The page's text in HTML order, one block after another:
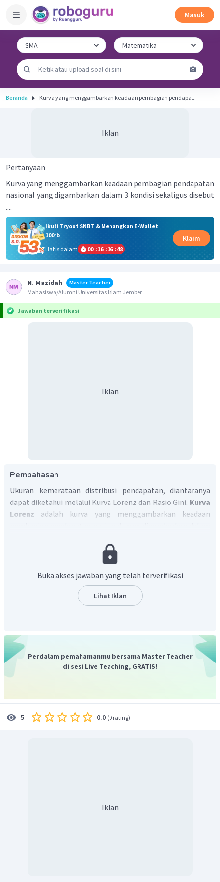
Masuk
Beranda Kurva yang menggambarkan keadaan pembagian pendapa...
Iklan
Pertanyaan
Kurva yang menggambarkan keadaan pembagian pendapatan
nasional yang digambarkan dalam 3 kondisi sekaligus disebut
....
Ikuti Tryout SNBT & Menangkan E-Wallet
100rb
Habis dalam
00 :16 :16 :48
Klaim
N. Mazidah
Master Teacher
Mahasiswa/Alumni Universitas Islam Jember
Jawaban terverifikasi
Iklan
Pembahasan
Ukuran kemerataan distribusi pendapatan, diantaranya
dapat diketahui melalui Kurva Lorenz dan Rasio Gini. Kurva
Lorenz adalah kurva yang menggambarkan keadaan
Buka akses jawaban yang telah terverifikasi
Lihat Iklan
Perdalam pemahamanmu bersama Master Teacher
di sesi Live Teaching, GRATIS!
5 0.0 (0 rating)
Iklan